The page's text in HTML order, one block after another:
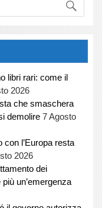
libri rari: come il
2026
che smaschera
demolire 7 Agosto
con l’Europa resta
2026
dei
un’emergenza